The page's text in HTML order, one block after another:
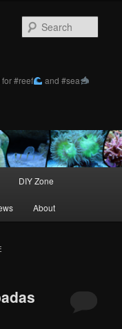
#reef
and #sea
DIY Zone
About